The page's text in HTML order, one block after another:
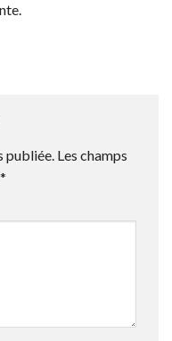
publiée. Les champs
*